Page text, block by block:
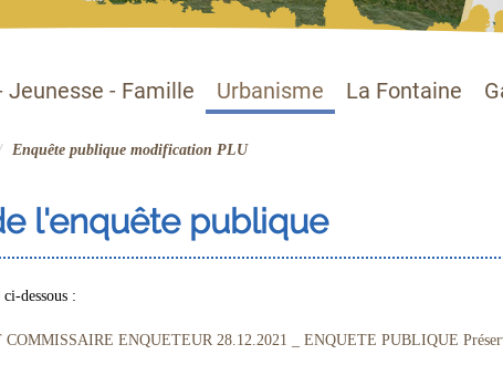
Jeunesse - Famille Urbanisme La Fontaine
Enquête publique modification PLU
l'enquête publique
dessous :
COMMISSAIRE ENQUETEUR 28.12.2021 _ ENQUETE PUBLIQUE